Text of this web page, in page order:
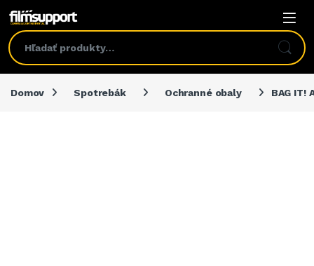
Domov Spotrebák Ochranné obaly BAG IT!